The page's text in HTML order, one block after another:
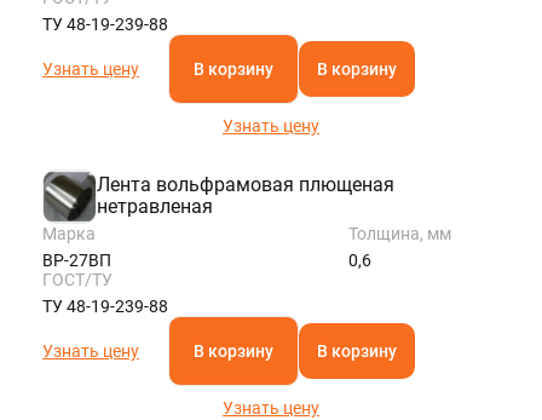
ТУ 48-19-239-88
Узнать цену В корзину В корзину
Узнать цену
Лента вольфрамовая плющеная
нетравленая
Марка
ВР-27ВП
Толщина, мм
0,6
ГОСТ/ТУ
ТУ 48-19-239-88
Узнать цену В корзину В корзину
Узнать цену